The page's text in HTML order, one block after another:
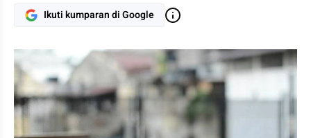
Ikuti kumparan di Google